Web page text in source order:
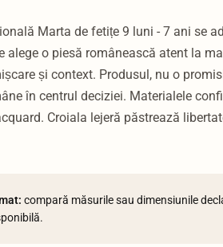
Marta de fetițe 9 luni - 7 ani se
alege o piesă românească atent la
și context. Produsul, nu o
în centrul deciziei. Materialele
Croiala lejeră păstrează
compară măsurile sau dimensiunile